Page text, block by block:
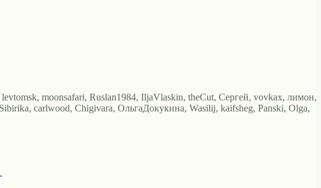
moonsafari, Ruslan1984, IljaVlaskin, theCut, Сергей, vovkax, лимон,
carlwood, Chigivara, ОльгаДокукина, Wasilij, kaifsheg, Panski, Olga,